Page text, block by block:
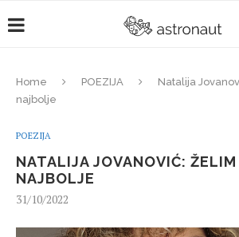
Home POEZIJA
Natalija
najbolje
POEZIJA
NATALIJA JOVANOVIĆ: ŽELIM
NAJBOLJE
31/10/2022